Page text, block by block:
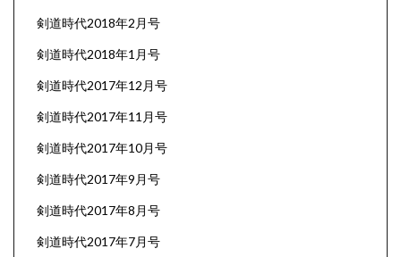
剣道時代2018年2月号
剣道時代2018年1月号
剣道時代2017年12月号
剣道時代2017年11月号
剣道時代2017年10月号
剣道時代2017年9月号
剣道時代2017年8月号
剣道時代2017年7月号